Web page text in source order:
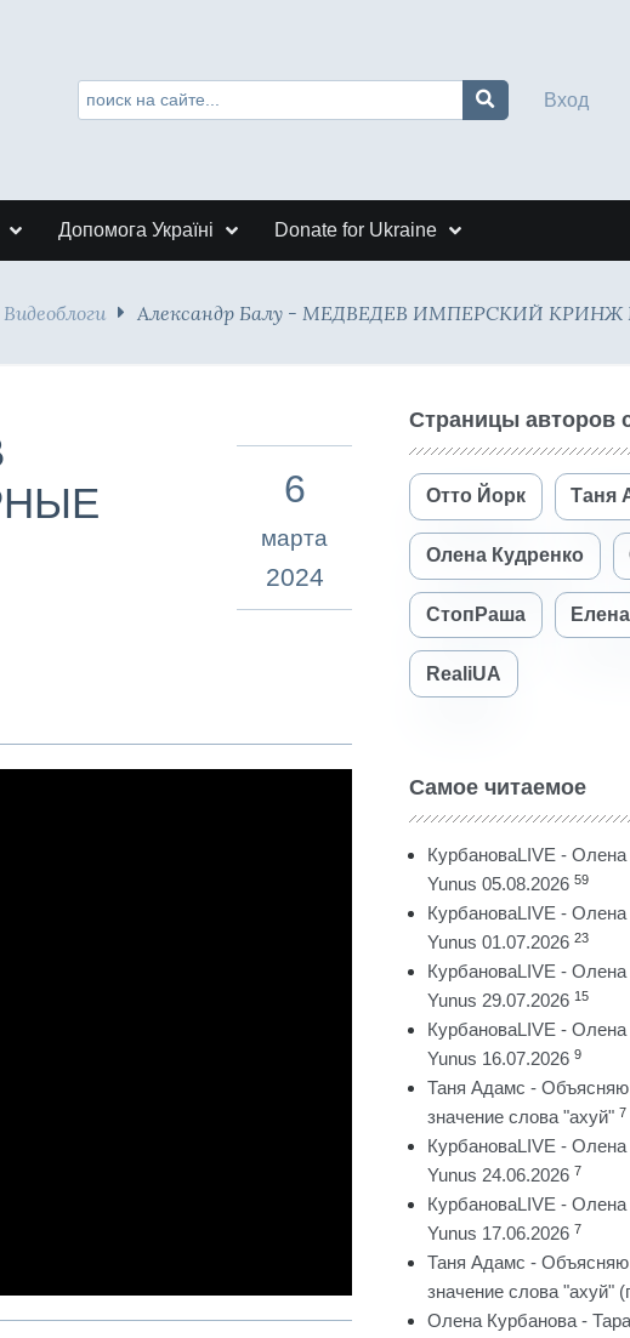
Вход
Допомога Україні Donate for Ukraine
Видеоблоги Александр Балу - МЕДВЕДЕВ ИМПЕРСКИЙ
6
марта
2024
Страницы авторов
Отто Йорк Таня
Олена Кудренко
СтопРаша
RealiUA
Самое читаемое
КурбановаLIVE -
Yunus 05.08.2026 59
КурбановаLIVE -
Yunus 01.07.2026 23
КурбановаLIVE -
Yunus 29.07.2026 15
КурбановаLIVE -
Yunus 16.07.2026 9
Таня Адамс - Объясняю
значение слова "ахуй" 7
КурбановаLIVE -
Yunus 24.06.2026 7
КурбановаLIVE -
Yunus 17.06.2026 7
Таня Адамс - Объясняю
значение слова "ахуй"
Олена Курбанова -